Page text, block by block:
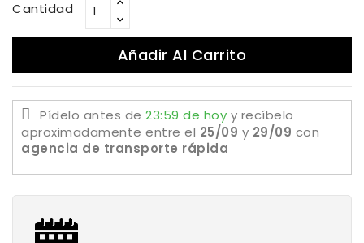
Cantidad
Añadir Al Carrito
Pídelo antes de 23:59 de hoy y recíbelo
aproximadamente entre el 25/09 y 29/09 con
agencia de transporte rápida